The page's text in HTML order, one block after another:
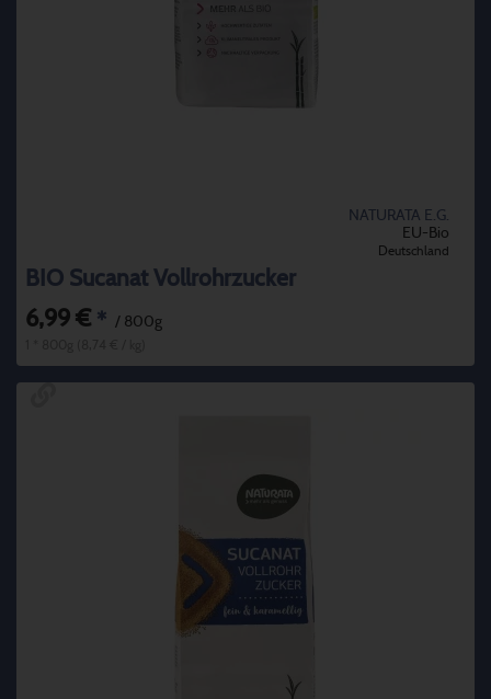
NATURATA E.G.
EU-Bio
Deutschland
BIO Sucanat Vollrohrzucker
6,99 € * / 800g